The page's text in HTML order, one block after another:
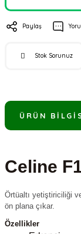
Paylaş
Stok Sorunuz
ÜRÜN
Celine
Örtüaltı yetiştiriciliği
ön plana çıkar.
Özellikler